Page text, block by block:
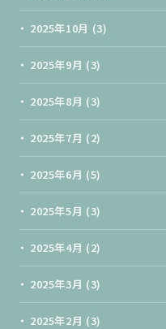
2025年10月 (3)
2025年9月 (3)
2025年8月 (3)
2025年7月 (2)
2025年6月 (5)
2025年5月 (3)
2025年4月 (2)
2025年3月 (3)
2025年2月 (3)